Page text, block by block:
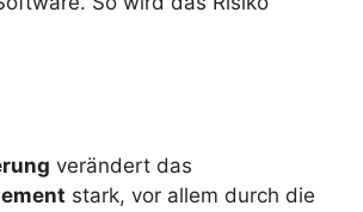
verändert das
stark, vor allem durch die